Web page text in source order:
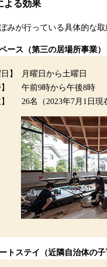
よる効果
みが行っている具体的な
ース（第三の居場所事業）
】
月曜日から土曜日
午前9時から午後8時
26名（2023年7月1日現
トステイ（近隣自治体の子